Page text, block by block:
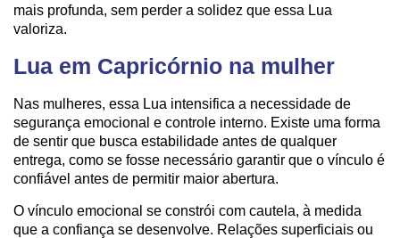
mais profunda, sem perder a solidez que essa Lua
valoriza.
Lua em Capricórnio na mulher
Nas mulheres, essa Lua intensifica a necessidade de
segurança emocional e controle interno. Existe uma forma
de sentir que busca estabilidade antes de qualquer
entrega, como se fosse necessário garantir que o vínculo é
confiável antes de permitir maior abertura.
O vínculo emocional se constrói com cautela, à medida
que a confiança se desenvolve. Relações superficiais ou